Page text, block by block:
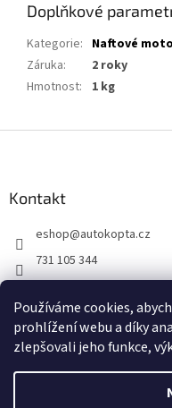
Používáme cookies,
prohlížení webu a díky
zlepšovali jeho funkce,
Doplňkové
Kategorie: Naftové
Záruka:
2 roky
Hmotnost: 1 kg
Kontakt
eshop@autokopta.cz
731 105 344
auto_kopta